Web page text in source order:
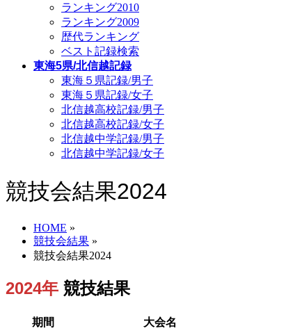
ランキング2010
ランキング2009
歴代ランキング
ベスト記録検索
東海5県/北信越記録
東海５県記録/男子
東海５県記録/女子
北信越高校記録/男子
北信越高校記録/女子
北信越中学記録/男子
北信越中学記録/女子
競技会結果2024
HOME »
競技会結果 »
競技会結果2024
2024年 競技結果
期間 大会名